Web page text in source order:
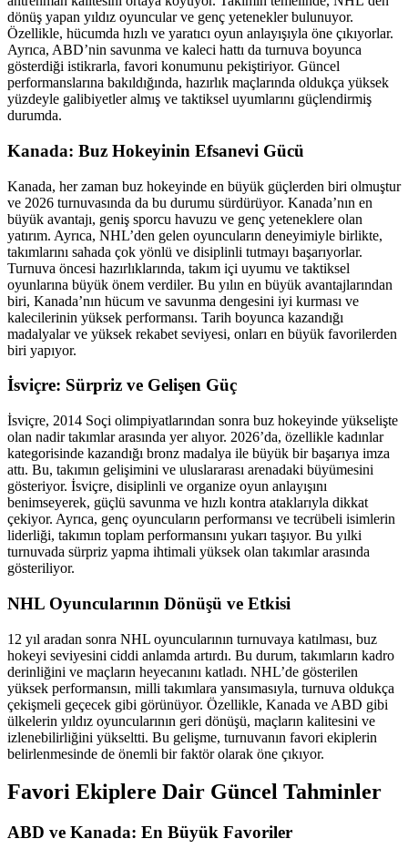
dönüş yapan yıldız oyuncular ve genç yetenekler bulunuyor.
Özellikle, hücumda hızlı ve yaratıcı oyun anlayışıyla öne çıkıyorlar.
Ayrıca, ABD’nin savunma ve kaleci hattı da turnuva boyunca
gösterdiği istikrarla, favori konumunu pekiştiriyor. Güncel
performanslarına bakıldığında, hazırlık maçlarında oldukça yüksek
yüzdeyle galibiyetler almış ve taktiksel uyumlarını güçlendirmiş
durumda.
Kanada: Buz Hokeyinin Efsanevi Gücü
Kanada, her zaman buz hokeyinde en büyük güçlerden biri olmuştur
ve 2026 turnuvasında da bu durumu sürdürüyor. Kanada’nın en
büyük avantajı, geniş sporcu havuzu ve genç yeteneklere olan
yatırım. Ayrıca, NHL’den gelen oyuncuların deneyimiyle birlikte,
takımlarını sahada çok yönlü ve disiplinli tutmayı başarıyorlar.
Turnuva öncesi hazırlıklarında, takım içi uyumu ve taktiksel
oyunlarına büyük önem verdiler. Bu yılın en büyük avantajlarından
biri, Kanada’nın hücum ve savunma dengesini iyi kurması ve
kalecilerinin yüksek performansı. Tarih boyunca kazandığı
madalyalar ve yüksek rekabet seviyesi, onları en büyük favorilerden
biri yapıyor.
İsviçre: Sürpriz ve Gelişen Güç
İsviçre, 2014 Soçi olimpiyatlarından sonra buz hokeyinde yükselişte
olan nadir takımlar arasında yer alıyor. 2026’da, özellikle kadınlar
kategorisinde kazandığı bronz madalya ile büyük bir başarıya imza
attı. Bu, takımın gelişimini ve uluslararası arenadaki büyümesini
gösteriyor. İsviçre, disiplinli ve organize oyun anlayışını
benimseyerek, güçlü savunma ve hızlı kontra ataklarıyla dikkat
çekiyor. Ayrıca, genç oyuncuların performansı ve tecrübeli isimlerin
liderliği, takımın toplam performansını yukarı taşıyor. Bu yılki
turnuvada sürpriz yapma ihtimali yüksek olan takımlar arasında
gösteriliyor.
NHL Oyuncularının Dönüşü ve Etkisi
12 yıl aradan sonra NHL oyuncularının turnuvaya katılması, buz
hokeyi seviyesini ciddi anlamda artırdı. Bu durum, takımların kadro
derinliğini ve maçların heyecanını katladı. NHL’de gösterilen
yüksek performansın, milli takımlara yansımasıyla, turnuva oldukça
çekişmeli geçecek gibi görünüyor. Özellikle, Kanada ve ABD gibi
ülkelerin yıldız oyuncularının geri dönüşü, maçların kalitesini ve
izlenebilirliğini yükseltti. Bu gelişme, turnuvanın favori ekiplerin
belirlenmesinde de önemli bir faktör olarak öne çıkıyor.
Favori Ekiplere Dair Güncel Tahminler
ABD ve Kanada: En Büyük Favoriler